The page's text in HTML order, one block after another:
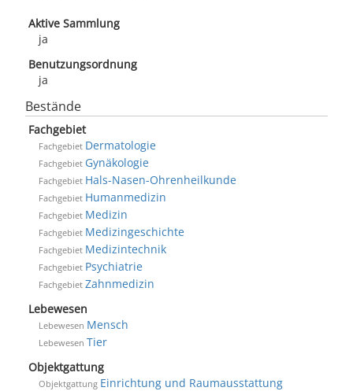
Aktive Sammlung
ja
Benutzungsordnung
ja
Bestände
Fachgebiet
Fachgebiet Dermatologie
Fachgebiet Gynäkologie
Fachgebiet Hals-Nasen-Ohrenheilkunde
Fachgebiet Humanmedizin
Fachgebiet Medizin
Fachgebiet Medizingeschichte
Fachgebiet Medizintechnik
Fachgebiet Psychiatrie
Fachgebiet Zahnmedizin
Lebewesen
Lebewesen Mensch
Lebewesen Tier
Objektgattung
Objektgattung Einrichtung und Raumausstattung